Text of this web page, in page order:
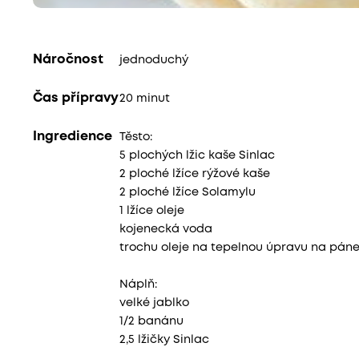
Náročnost jednoduchý
Čas přípravy20 minut
Ingredience
Těsto:
5 plochých lžic kaše Sinlac
2 ploché lžíce rýžové kaše
2 ploché lžíce Solamylu
1 lžíce oleje
kojenecká voda
trochu oleje na tepelnou úpravu na
Náplň:
velké jablko
1/2 banánu
2,5 lžičky Sinlac